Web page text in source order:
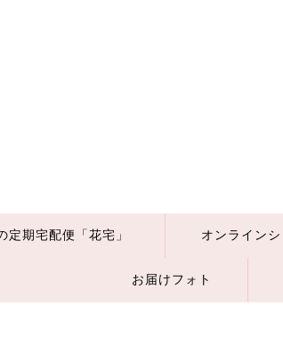
定期宅配便「花宅」 オンライン
お届けフォト